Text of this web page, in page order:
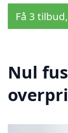
Få 3
Nul